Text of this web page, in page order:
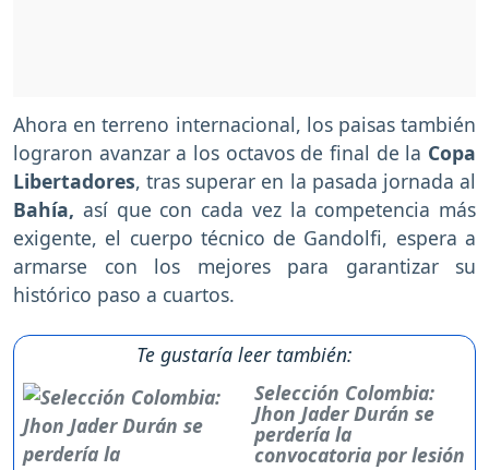
Ahora en terreno internacional, los paisas también
lograron avanzar a los octavos de final de la Copa
Libertadores, tras superar en la pasada jornada al
Bahía, así que con cada vez la competencia más
exigente, el cuerpo técnico de Gandolfi, espera a
armarse con los mejores para garantizar su
histórico paso a cuartos.
Te gustaría leer también:
Selección Colombia:
Jhon Jader Durán se
perdería la
convocatoria por lesión